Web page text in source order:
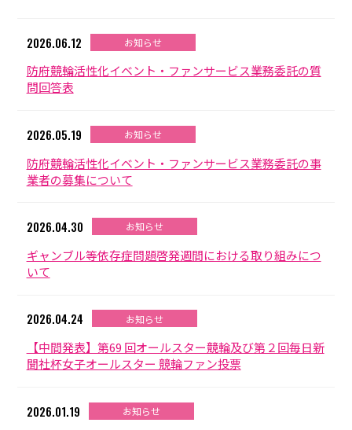
Kの3本勝負（本命予想）
崖っぷちのK（穴予想）
Kの地元推し！（地元予想）
バンク紹介
アクセス
電話・FAXサービス
歴代優勝者を紹介
協賛レース募集
横断幕掲出について
ホープ君日記
Kからの挑戦状
防府競輪キャラクター
サイトポリシー
個人情報保護方針
防府競輪をお楽しみいただくために
来場者の肖像権について
2026.06.12 お知らせ
防府競輪活性化イベント・ファンサービス業務委託の質
問回答表
2026.05.19 お知らせ
防府競輪活性化イベント・ファンサービス業務委託の事
業者の募集について
2026.04.30 お知らせ
ギャンブル等依存症問題啓発週間における取り組みにつ
いて
2026.04.24 お知らせ
【中間発表】第69 回オールスター競輪及び第２回毎日新
聞社杯女子オールスター 競輪ファン投票
2026.01.19 お知らせ